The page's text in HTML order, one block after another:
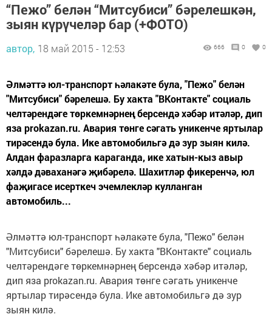
“Пежо” белән “Митсубиси” бәрелешкән,
зыян күрүчеләр бар (+ФОТО)
автор, 18 май 2015 - 12:53 666 0 0
Әлмәттә юл-транспорт һәлакәте була, "Пежо" белән
"Митсубиси" бәрелешә. Бу хакта "ВКонтакте" социаль
челтәрендәге төркемнәрнең берсендә хәбәр итәләр, дип
яза prokazan.ru. Авария төнге сәгать уникенче яртылар
тирәсендә була. Ике автомобильгә дә зур зыян килә.
Алдан фаразларга караганда, ике хатын-кыз авыр
хәлдә дәваханәгә җибәрелә. Шахитләр фикеренчә, юл
фаҗигасе исерткеч эчемлекләр кулланган
автомобиль...
Әлмәттә юл-транспорт һәлакәте була, "Пежо" белән
"Митсубиси" бәрелешә. Бу хакта "ВКонтакте" социаль
челтәрендәге төркемнәрнең берсендә хәбәр итәләр,
дип яза prokazan.ru. Авария төнге сәгать уникенче
яртылар тирәсендә була. Ике автомобильгә дә зур
зыян килә.